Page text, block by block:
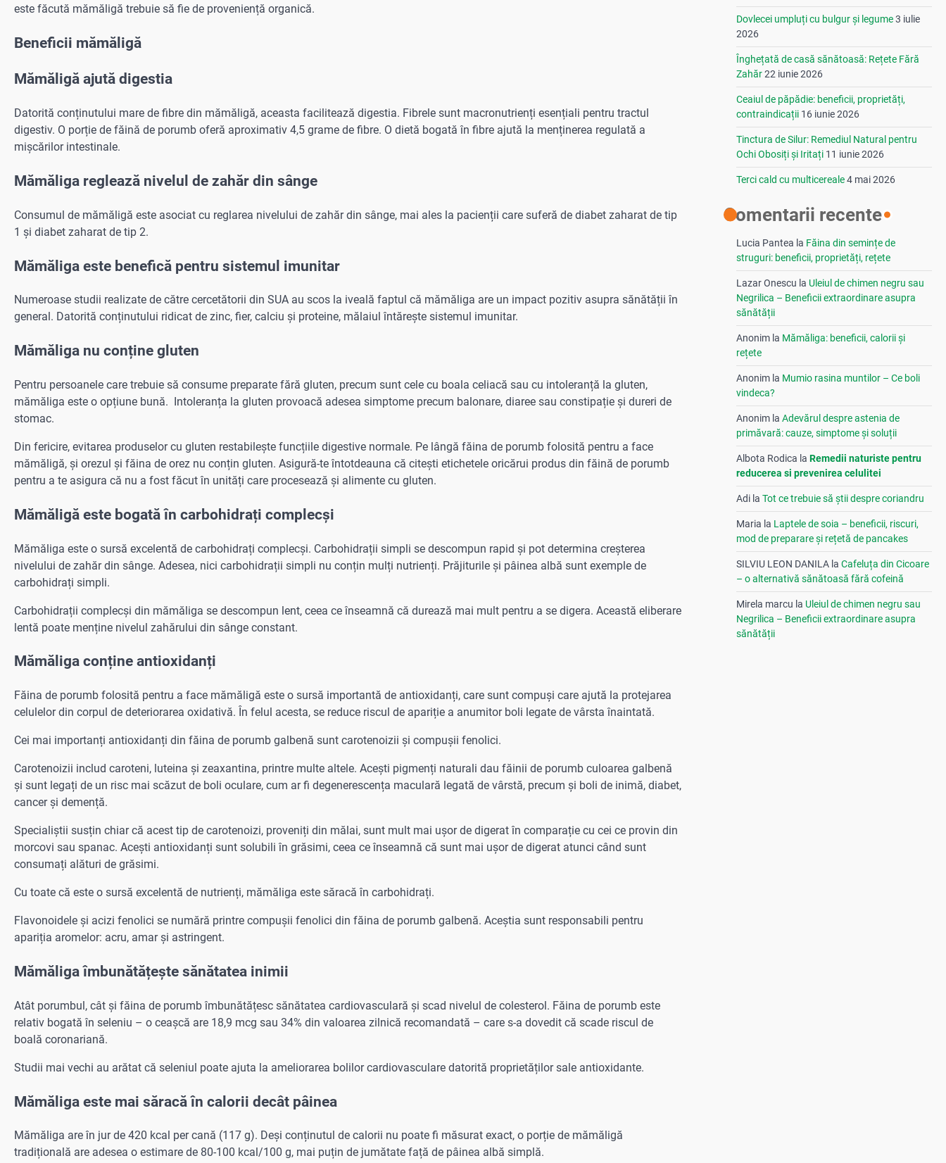
este făcută mămăligă trebuie să fie de proveniență organică.
Beneficii mămăligă
Mămăligă ajută digestia
Datorită conținutului mare de fibre din mămăligă, aceasta facilitează digestia. Fibrele sunt macronutrienți esențiali pentru tractul
digestiv. O porție de făină de porumb oferă aproximativ 4,5 grame de fibre. O dietă bogată în fibre ajută la menținerea regulată a
mișcărilor intestinale.
Mămăliga reglează nivelul de zahăr din sânge
Consumul de mămăligă este asociat cu reglarea nivelului de zahăr din sânge, mai ales la pacienții care suferă de diabet zaharat de tip
1 și diabet zaharat de tip 2.
Mămăliga este benefică pentru sistemul imunitar
Numeroase studii realizate de către cercetătorii din SUA au scos la iveală faptul că mămăliga are un impact pozitiv asupra sănătății în
general. Datorită conținutului ridicat de zinc, fier, calciu și proteine, mălaiul întărește sistemul imunitar.
Mămăliga nu conține gluten
Pentru persoanele care trebuie să consume preparate fără gluten, precum sunt cele cu boala celiacă sau cu intoleranță la gluten,
mămăliga este o opțiune bună. Intoleranța la gluten provoacă adesea simptome precum balonare, diaree sau constipație și dureri de
stomac.
Din fericire, evitarea produselor cu gluten restabilește funcțiile digestive normale. Pe lângă făina de porumb folosită pentru a face
mămăligă, și orezul și făina de orez nu conțin gluten. Asigură-te întotdeauna că citești etichetele oricărui produs din făină de porumb
pentru a te asigura că nu a fost făcut în unități care procesează și alimente cu gluten.
Mămăligă este bogată în carbohidrați complecși
Mămăliga este o sursă excelentă de carbohidrați complecși. Carbohidrații simpli se descompun rapid și pot determina creșterea
nivelului de zahăr din sânge. Adesea, nici carbohidrații simpli nu conțin mulți nutrienți. Prăjiturile și pâinea albă sunt exemple de
carbohidrați simpli.
Carbohidrații complecși din mămăliga se descompun lent, ceea ce înseamnă că durează mai mult pentru a se digera. Această eliberare
lentă poate menține nivelul zahărului din sânge constant.
Mămăliga conține antioxidanți
Făina de porumb folosită pentru a face mămăligă este o sursă importantă de antioxidanți, care sunt compuși care ajută la protejarea
celulelor din corpul de deteriorarea oxidativă. În felul acesta, se reduce riscul de apariție a anumitor boli legate de vârsta înaintată.
Cei mai importanți antioxidanți din făina de porumb galbenă sunt carotenoizii și compușii fenolici.
Carotenoizii includ caroteni, luteina și zeaxantina, printre multe altele. Acești pigmenți naturali dau făinii de porumb culoarea galbenă
și sunt legați de un risc mai scăzut de boli oculare, cum ar fi degenerescența maculară legată de vârstă, precum și boli de inimă, diabet,
cancer și demență.
Specialiștii susțin chiar că acest tip de carotenoizi, proveniți din mălai, sunt mult mai ușor de digerat în comparație cu cei ce provin din
morcovi sau spanac. Acești antioxidanți sunt solubili în grăsimi, ceea ce înseamnă că sunt mai ușor de digerat atunci când sunt
consumați alături de grăsimi.
Cu toate că este o sursă excelentă de nutrienți, mămăliga este săracă în carbohidrați.
Flavonoidele și acizi fenolici se numără printre compușii fenolici din făina de porumb galbenă. Aceștia sunt responsabili pentru
apariția aromelor: acru, amar și astringent.
Mămăliga îmbunătățește sănătatea inimii
Atât porumbul, cât și făina de porumb îmbunătățesc sănătatea cardiovasculară și scad nivelul de colesterol. Făina de porumb este
relativ bogată în seleniu – o ceașcă are 18,9 mcg sau 34% din valoarea zilnică recomandată – care s-a dovedit că scade riscul de
boală coronariană.
Studii mai vechi au arătat că seleniul poate ajuta la ameliorarea bolilor cardiovasculare datorită proprietăților sale antioxidante.
Mămăliga este mai săracă în calorii decât pâinea
Mămăliga are în jur de 420 kcal per cană (117 g). Deși conținutul de calorii nu poate fi măsurat exact, o porție de mămăligă
tradițională are adesea o estimare de 80-100 kcal/100 g, mai puțin de jumătate față de pâinea albă simplă.
Dovlecei umpluți cu bulgur și legume3 iulie
2026
Înghețată de casă sănătoasă: Rețete Fără
Zahăr22 iunie 2026
Ceaiul de păpădie: beneficii, proprietăți,
contraindicații 16 iunie 2026
Tinctura de Silur: Remediul Natural pentru
Ochi Obosiți și Iritați 11 iunie 2026
Terci cald cu multicereale4 mai 2026
Comentarii recente
Lucia Pantea la Făina din semințe de
struguri: beneficii, proprietăți, rețete
Lazar Onescu la Uleiul de chimen negru sau
Negrilica – Beneficii extraordinare asupra
sănătății
Anonim la Mămăliga: beneficii, calorii și
rețete
Anonim la Mumio rasina muntilor – Ce boli
vindeca?
Anonim la Adevărul despre astenia de
primăvară: cauze, simptome și soluții
Albota Rodica la Remedii naturiste pentru
reducerea si prevenirea celulitei
Adi la Tot ce trebuie să știi despre coriandru
Maria la Laptele de soia – beneficii, riscuri,
mod de preparare și rețetă de pancakes
SILVIU LEON DANILA la Cafeluța din Cicoare
– o alternativă sănătoasă fără cofeină
Mirela marcu la Uleiul de chimen negru sau
Negrilica – Beneficii extraordinare asupra
sănătății